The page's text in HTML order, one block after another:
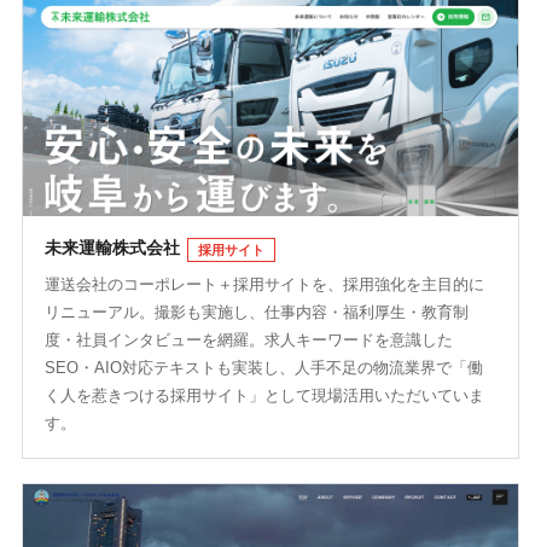
未来運輸株式会社 採用サイト
運送会社のコーポレート＋採用サイトを、採用強化を主目的に
リニューアル。撮影も実施し、仕事内容・福利厚生・教育制
度・社員インタビューを網羅。求人キーワードを意識した
SEO・AIO対応テキストも実装し、人手不足の物流業界で「働
く人を惹きつける採用サイト」として現場活用いただいていま
す。